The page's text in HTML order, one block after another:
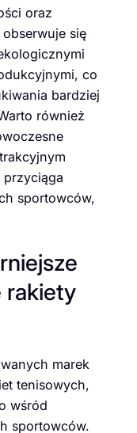
oraz
się
co
bardziej
również
sportowców,
rakiety
marek
tenisowych,
wśród
sportowców.